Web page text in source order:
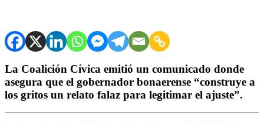
La Coalición Cívica emitió un comunicado donde
asegura que el gobernador bonaerense “construye a
los gritos un relato falaz para legitimar el ajuste”.